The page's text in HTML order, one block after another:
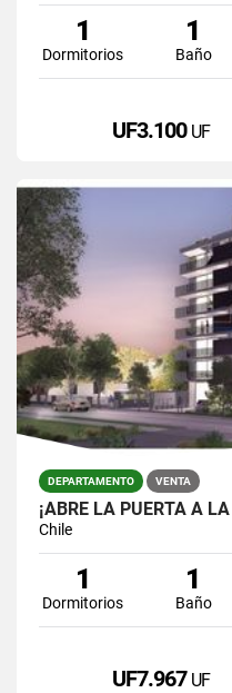
1
Dormitorios
1
Baño
UF3.100 UF
DEPARTAMENTO VENTA
¡ABRE LA PUERTA A
Chile
1
Dormitorios
1
Baño
UF7.967 UF